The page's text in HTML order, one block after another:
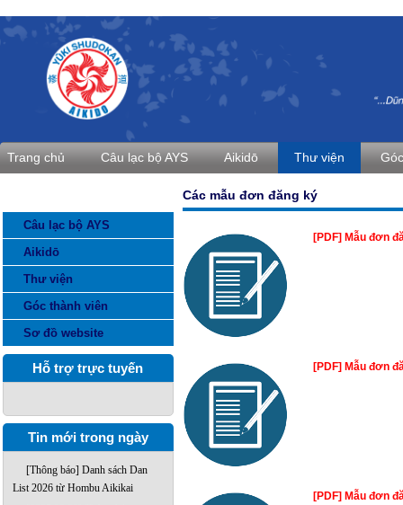
Trang chủ Câu lạc bộ AYS Aikidō Thư viện
Câu lạc bộ AYS
Aikidō
Thư viện
Góc thành viên
Sơ đồ website
Hỗ trợ trực tuyến
Tin mới trong ngày
[Thông báo] Danh sách Dan
List 2026 từ Hombu Aikikai
Các mẫu đơn đăng ký
[PDF] Mẫu đơn
[PDF] Mẫu đơn
[PDF] Mẫu đơn